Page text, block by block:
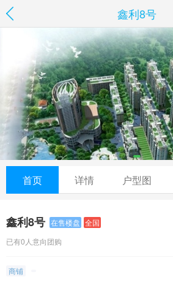
鑫利8号
首页 详情 户型图
鑫利8号 在售楼盘 全国
已有0人意向团购
商铺